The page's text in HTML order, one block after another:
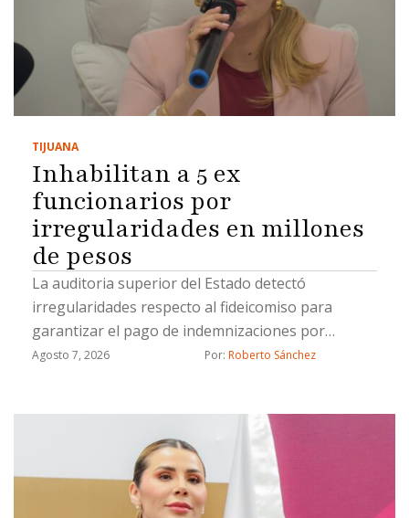
TIJUANA
Inhabilitan a 5 ex
funcionarios por
irregularidades en millones
de pesos
La auditoria superior del Estado detectó
irregularidades respecto al fideicomiso para
garantizar el pago de indemnizaciones por
fallecimiento a los causahabientes del personal
Agosto 7, 2026 Por: Roberto Sánchez